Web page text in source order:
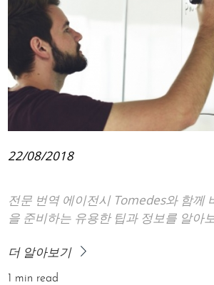
22/08/2018
전문 번역 에이전시 Tomedes와 함께
을 준비하는 유용한 팁과 정보를 알아
더 알아보기
1 min read